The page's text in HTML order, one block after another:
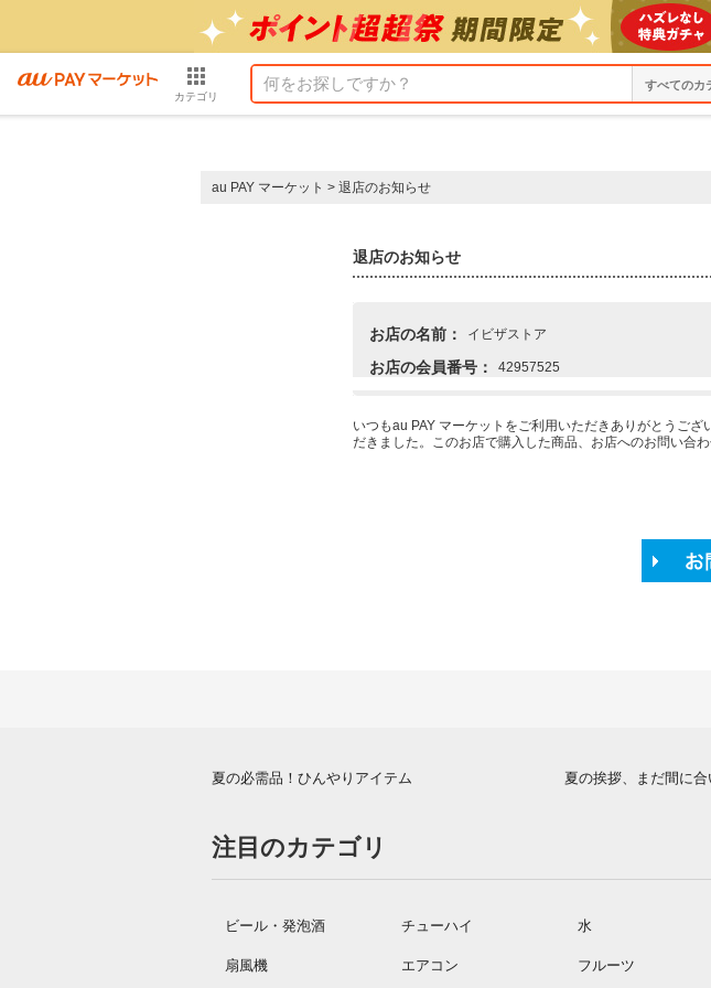
カテゴリ
au PAY マーケット > 退店のお知らせ
退店のお知らせ
お店の名前： イビザストア
お店の会員番号： 42957525
いつもau PAY マーケットをご利用いただきありがとうご
だきました。このお店で購入した商品、お店へのお問い合
夏の必需品！ひんやりアイテム 夏の挨拶、まだ間に合
注目のカテゴリ
ビール・発泡酒 チューハイ 水
扇風機 エアコン フルーツ